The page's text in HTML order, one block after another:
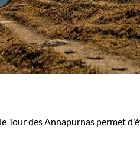
gîte, dortoir
Tour des Annapurnas permet